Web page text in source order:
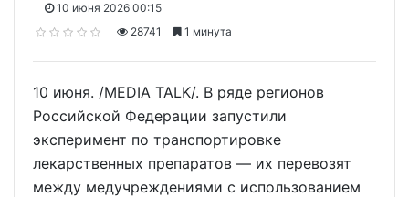
10 июня 2026 00:15
28741
1 минута
10 июня. /MEDIA TALK/. В ряде регионов
Российской Федерации запустили
эксперимент по транспортировке
лекарственных препаратов — их перевозят
между медучреждениями с использованием